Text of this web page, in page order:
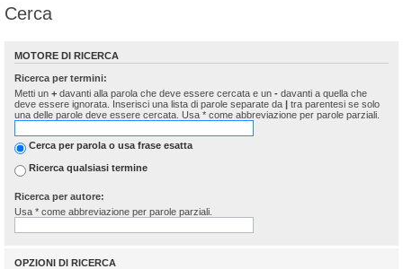
Cerca
MOTORE DI RICERCA
Ricerca per termini:
Metti un + davanti alla parola che deve essere cercata e un - davanti a quella che
deve essere ignorata. Inserisci una lista di parole separate da | tra parentesi se solo
una delle parole deve essere cercata. Usa * come abbreviazione per parole parziali.
Cerca per parola o usa frase esatta
Ricerca qualsiasi termine
Ricerca per autore:
Usa * come abbreviazione per parole parziali.
OPZIONI DI RICERCA